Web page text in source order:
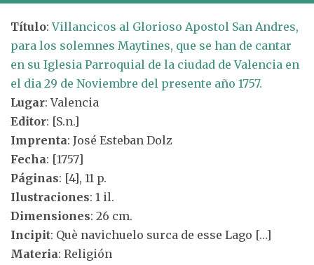
Título:Villancicos al Glorioso Apostol San Andres,
para los solemnes Maytines, que se han de cantar
en su Iglesia Parroquial de la ciudad de Valencia en
el dia 29 de Noviembre del presente año 1757.
Lugar: Valencia
Editor: [S.n.]
Imprenta: José Esteban Dolz
Fecha: [1757]
Páginas: [4], 11 p.
Ilustraciones: 1 il.
Dimensiones: 26 cm.
Incipit: Què navichuelo surca de esse Lago […]
Materia: Religión